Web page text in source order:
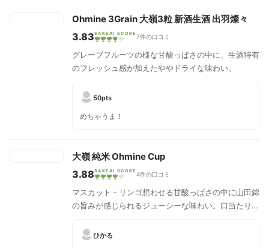
でも美味しく杯が進みます。
Ohmine 3Grain 大嶺3粒 新酒生酒 出羽燦々
3.83SAKEAI SCORE 7件の口コミ
グレープフルーツの様な甘酸っぱさの中に、生酒特有
のフレッシュ感が加えたややドライな味わい。
50pts
めちゃうま！
大嶺 純米 Ohmine Cup
3.88SAKEAI SCORE 4件の口コミ
マスカット・リンゴ想わせる甘酸っぱさの中に山田錦
の旨みが感じられるジューシーな味わい。口当たりが
じる飲みやすい一本。スッキリとした後口で、純米酒
ひかる